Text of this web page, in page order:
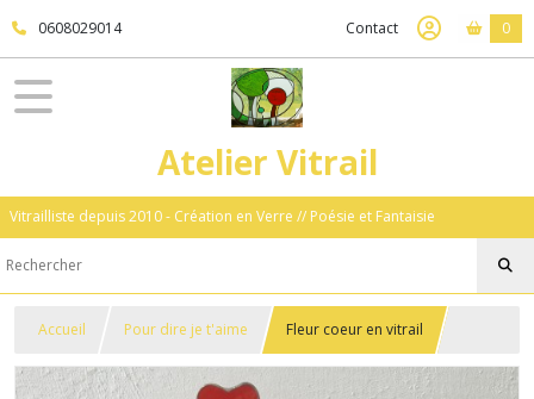
0608029014 Contact 0
Atelier Vitrail
Vitrailliste depuis 2010 - Création en Verre // Poésie et Fantaisie
Accueil Pour dire je t'aime Fleur coeur en vitrail